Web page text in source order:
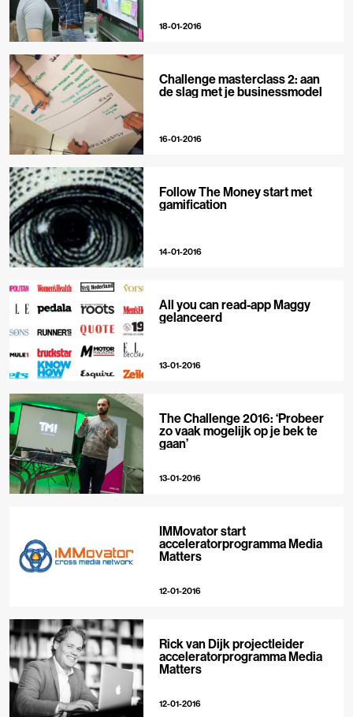
18-01-2016
Challenge masterclass 2: aan
de slag met je businessmodel
16-01-2016
Follow The Money start met
gamification
14-01-2016
All you can read-app Maggy
gelanceerd
13-01-2016
The Challenge 2016: ‘Probeer
zo vaak mogelijk op je bek te
gaan’
13-01-2016
IMMovator start
acceleratorprogramma Media
Matters
12-01-2016
Rick van Dijk projectleider
acceleratorprogramma Media
Matters
12-01-2016